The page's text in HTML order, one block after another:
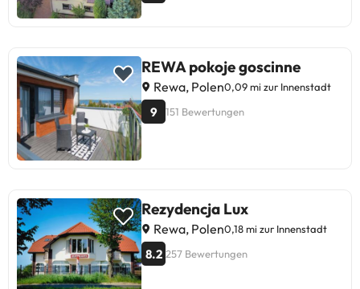
REWA pokoje goscinne
Rewa, Polen0,09 mi zur Innenstadt
9 151 Bewertungen
Rezydencja Lux
Rewa, Polen0,18 mi zur Innenstadt
8.2 257 Bewertungen